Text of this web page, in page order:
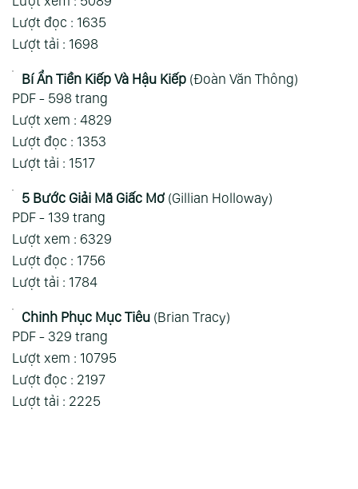
PDF - 89 trang
Lượt xem : 5089
Lượt tải : 1698
Bí Ẩn Tiền Kiếp Và Hậu Kiếp
Thông)
PDF - 598 trang
Lượt đọc : 1353
Lượt tải : 1517
5 Bước Giải Mã Giấc Mơ
Holloway)
Lượt đọc : 1756
Lượt tải : 1784
Chinh Phục Mục Tiêu